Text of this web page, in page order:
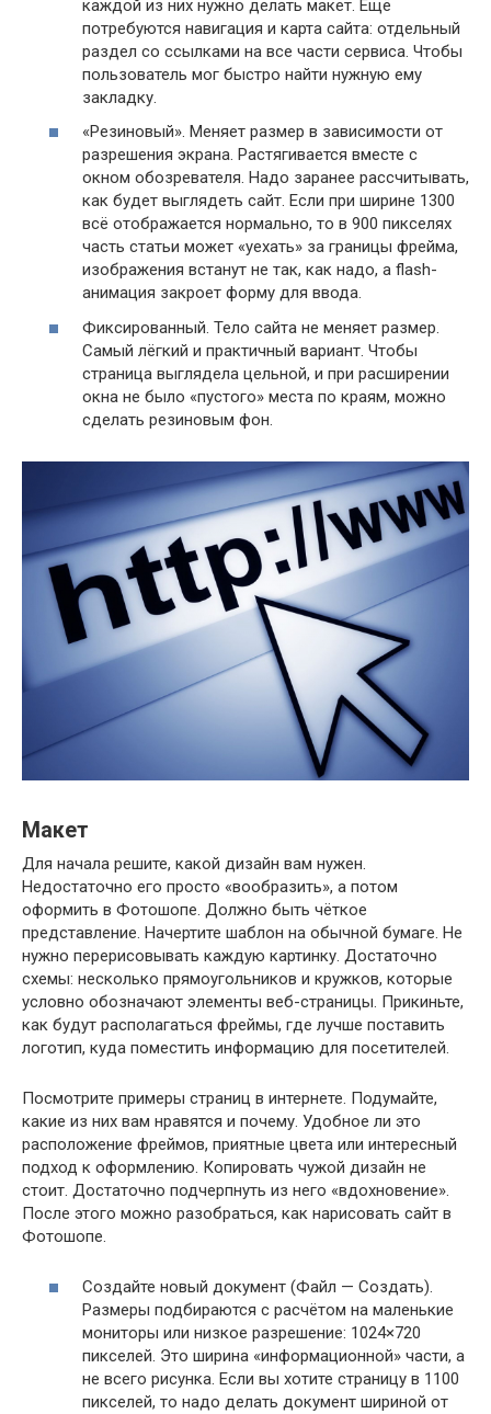
каждой из них нужно делать макет. Ещё
потребуются навигация и карта сайта: отдельный
раздел со ссылками на все части сервиса. Чтобы
пользователь мог быстро найти нужную ему
закладку.
«Резиновый». Меняет размер в зависимости от
разрешения экрана. Растягивается вместе с
окном обозревателя. Надо заранее рассчитывать,
как будет выглядеть сайт. Если при ширине 1300
всё отображается нормально, то в 900 пикселях
часть статьи может «уехать» за границы фрейма,
изображения встанут не так, как надо, а flash-
анимация закроет форму для ввода.
Фиксированный. Тело сайта не меняет размер.
Самый лёгкий и практичный вариант. Чтобы
страница выглядела цельной, и при расширении
окна не было «пустого» места по краям, можно
сделать резиновым фон.
Макет
Для начала решите, какой дизайн вам нужен.
Недостаточно его просто «вообразить», а потом
оформить в Фотошопе. Должно быть чёткое
представление. Начертите шаблон на обычной бумаге. Не
нужно перерисовывать каждую картинку. Достаточно
схемы: несколько прямоугольников и кружков, которые
условно обозначают элементы веб-страницы. Прикиньте,
как будут располагаться фреймы, где лучше поставить
логотип, куда поместить информацию для посетителей.
Посмотрите примеры страниц в интернете. Подумайте,
какие из них вам нравятся и почему. Удобное ли это
расположение фреймов, приятные цвета или интересный
подход к оформлению. Копировать чужой дизайн не
стоит. Достаточно подчерпнуть из него «вдохновение».
После этого можно разобраться, как нарисовать сайт в
Фотошопе.
Создайте новый документ (Файл — Создать).
Размеры подбираются с расчётом на маленькие
мониторы или низкое разрешение: 1024×720
пикселей. Это ширина «информационной» части, а
не всего рисунка. Если вы хотите страницу в 1100
пикселей, то надо делать документ шириной от